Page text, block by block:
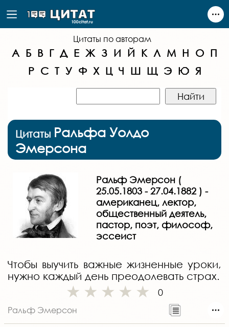
Цитаты по авторам
А Б В Г Д Е Ж З И Й К Л М Н О П
Р С Т У Ф Х Ц Ч Ш Щ Э Ю Я
Цитаты Ральфа Уолдо
Эмерсона
Ральф Эмерсон (
25.05.1803 - 27.04.1882 ) -
американец, лектор,
общественный деятель,
пастор, поэт, философ,
эссеист
Чтобы выучить важные жизненные уроки,
нужно каждый день преодолевать страх.
0
Ральф Эмерсон